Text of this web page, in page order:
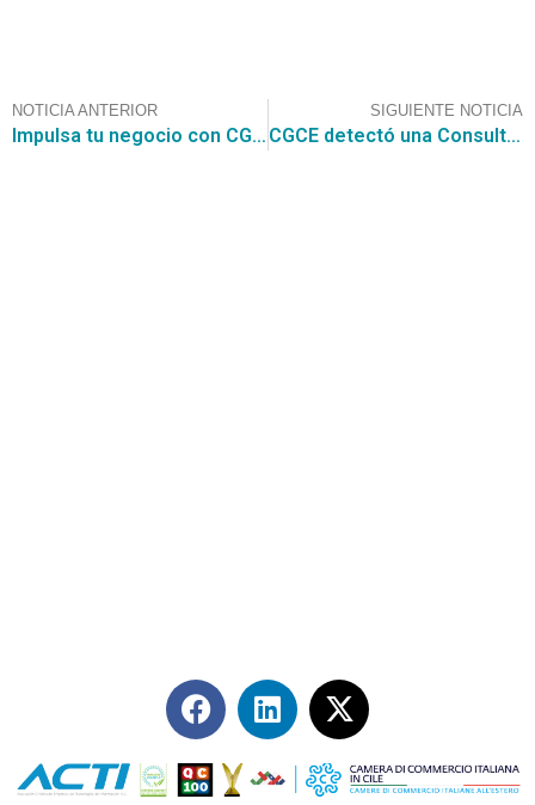
NOTICIA ANTERIOR
Impulsa tu negocio con CGCE: participa en la licitación de $5.306.975.721 para la CENABAST
SIGUIENTE NOTICIA
CGCE detectó una Consulta al Mercado (RFI) de la Tesorería General de la Republica: “Plataforma Digital de Atención TGR”